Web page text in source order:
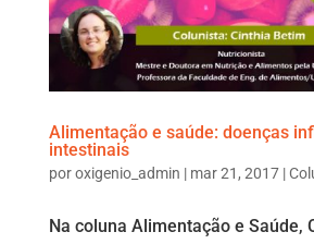
Alimentação e saúde: doenças
intestinais
poroxigenio_admin | mar 21, 2017|
Na coluna Alimentação e Saúde,